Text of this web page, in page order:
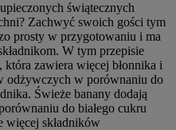
świątecznych
Zachwyć swoich gości tym
prosty w przygotowaniu i ma
W tym przepisie
która zawiera więcej błonnika i
odżywczych w porównaniu do
Świeże banany dodają
do białego cukru
więcej składników